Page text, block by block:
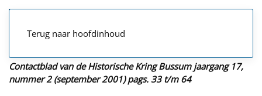
Terug naar hoofdinhoud
Contactblad van de Historische Kring Bussum jaargang 17,
nummer 2 (september 2001) pags. 33 t/m 64